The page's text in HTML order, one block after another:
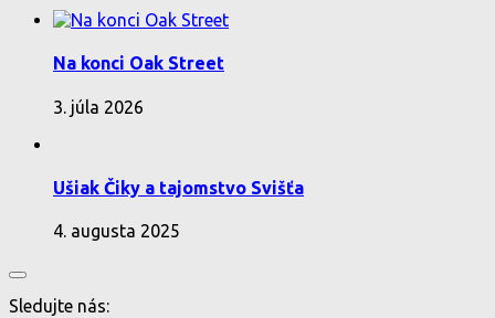
Na konci Oak Street
3. júla 2026
Ušiak Čiky a tajomstvo Svišťa
4. augusta 2025
Sledujte nás: